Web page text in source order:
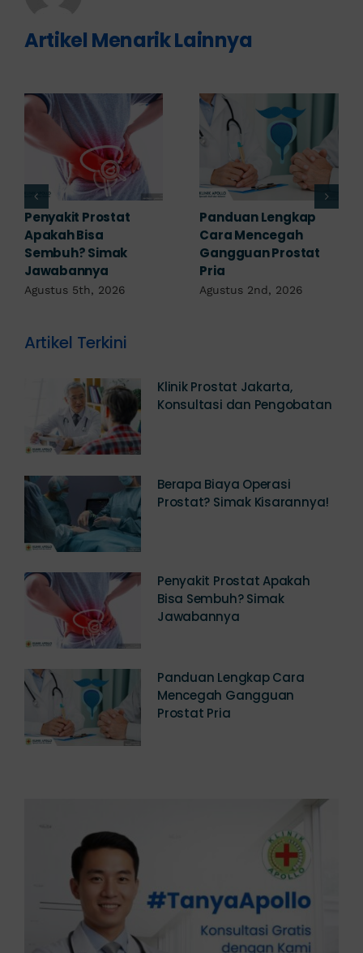
Artikel Menarik Lainnya
7 Komplikasi Prostat
yang Perlu
Diwaspadai Sejak Dini
Agustus 1st, 2026
Obat Penyakit
Prostat: Pilihan
Terapi Sesuai
Diagnosis
Juli 23rd, 2026
Artikel Terkini
Klinik Prostat Jakarta,
Konsultasi dan Pengobatan
Berapa Biaya Operasi
Prostat? Simak Kisarannya!
Penyakit Prostat Apakah
Bisa Sembuh? Simak
Jawabannya
Panduan Lengkap Cara
Mencegah Gangguan
Prostat Pria